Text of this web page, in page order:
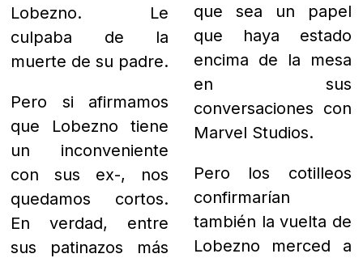
Lobezno. Le
culpaba de la
muerte de su padre.
Pero si afirmamos
que Lobezno tiene
un inconveniente
con sus ex-, nos
quedamos cortos.
En verdad, entre
sus patinazos más
que sea un papel
que haya estado
encima de la mesa
en sus
conversaciones con
Marvel Studios.
Pero los cotilleos
confirmarían
también la vuelta de
Lobezno merced a